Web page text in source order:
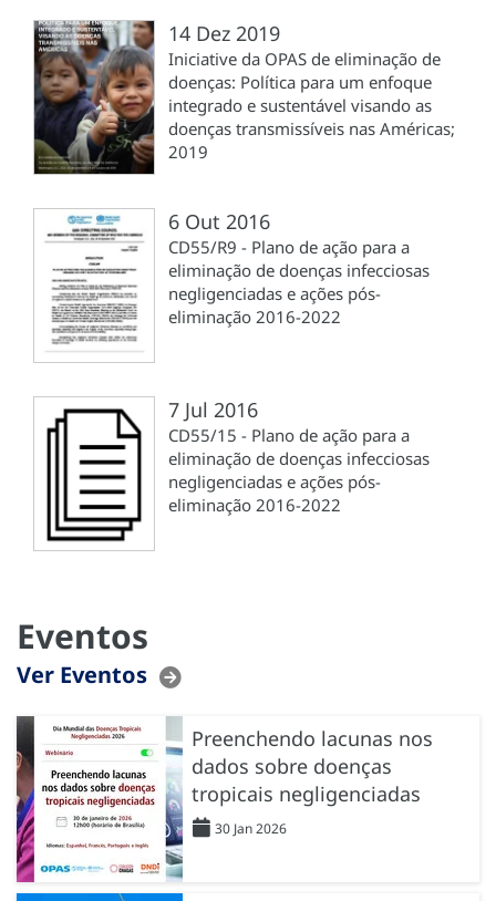
14 Dez 2019
Iniciative da OPAS de eliminação de
doenças: Política para um enfoque
integrado e sustentável visando as
doenças transmissíveis nas Américas;
2019
6 Out 2016
CD55/R9 - Plano de ação para a
eliminação de doenças infecciosas
negligenciadas e ações pós-
eliminação 2016-2022
7 Jul 2016
CD55/15 - Plano de ação para a
eliminação de doenças infecciosas
negligenciadas e ações pós-
eliminação 2016-2022
Eventos
Ver Eventos
Preenchendo lacunas nos
dados sobre doenças
tropicais negligenciadas
30 Jan 2026